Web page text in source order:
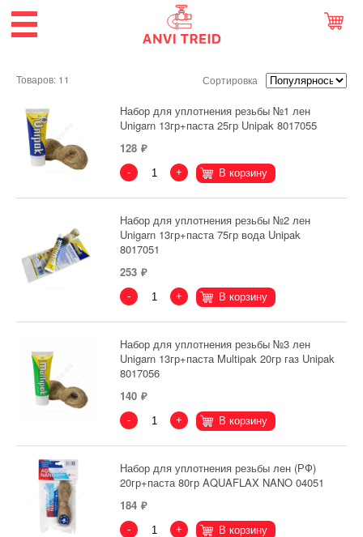
Товаров: 11 Сортировка
Набор для уплотнения резьбы №1 лен
Unigarn 13гр+паста 25гр Unipak 8017055
128
- + В корзину
Набор для уплотнения резьбы №2 лен
Unigarn 13гр+паста 75гр вода Unipak
8017051
253
- + В корзину
Набор для уплотнения резьбы №3 лен
Unigarn 13гр+паста Multipak 20гр газ Unipak
8017056
140
- + В корзину
Набор для уплотнения резьбы лен (РФ)
20гр+паста 80гр AQUAFLAX NANO 04051
184
- + В корзину